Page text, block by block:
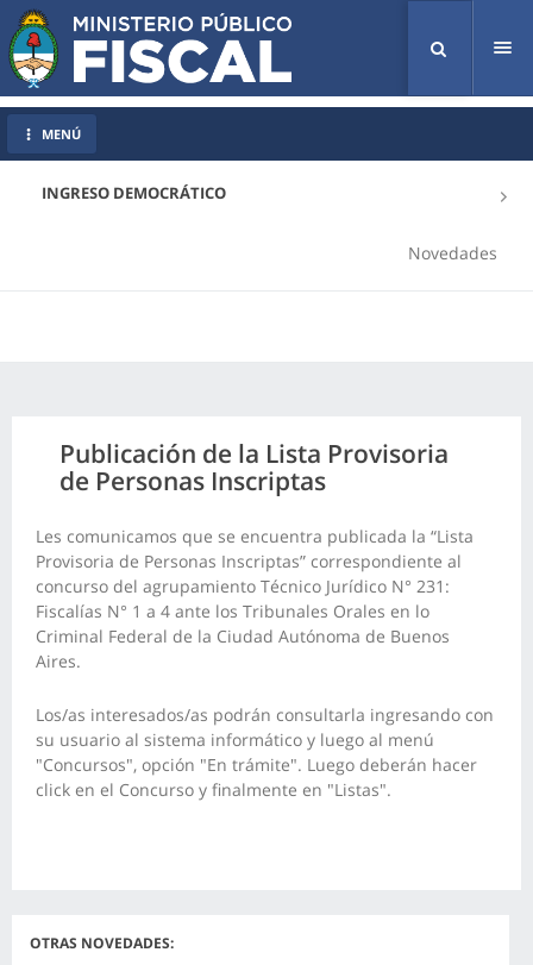
INGRESO DEMOCRÁTICO
Novedades
MENÚ
Publicación de la Lista Provisoria
de Personas Inscriptas
Les comunicamos que se encuentra publicada la “Lista
Provisoria de Personas Inscriptas” correspondiente al
concurso del agrupamiento Técnico Jurídico N° 231:
Fiscalías N° 1 a 4 ante los Tribunales Orales en lo
Criminal Federal de la Ciudad Autónoma de Buenos
Aires.
Los/as interesados/as podrán consultarla ingresando con
su usuario al sistema informático y luego al menú
"Concursos", opción "En trámite". Luego deberán hacer
click en el Concurso y finalmente en "Listas".
OTRAS NOVEDADES: